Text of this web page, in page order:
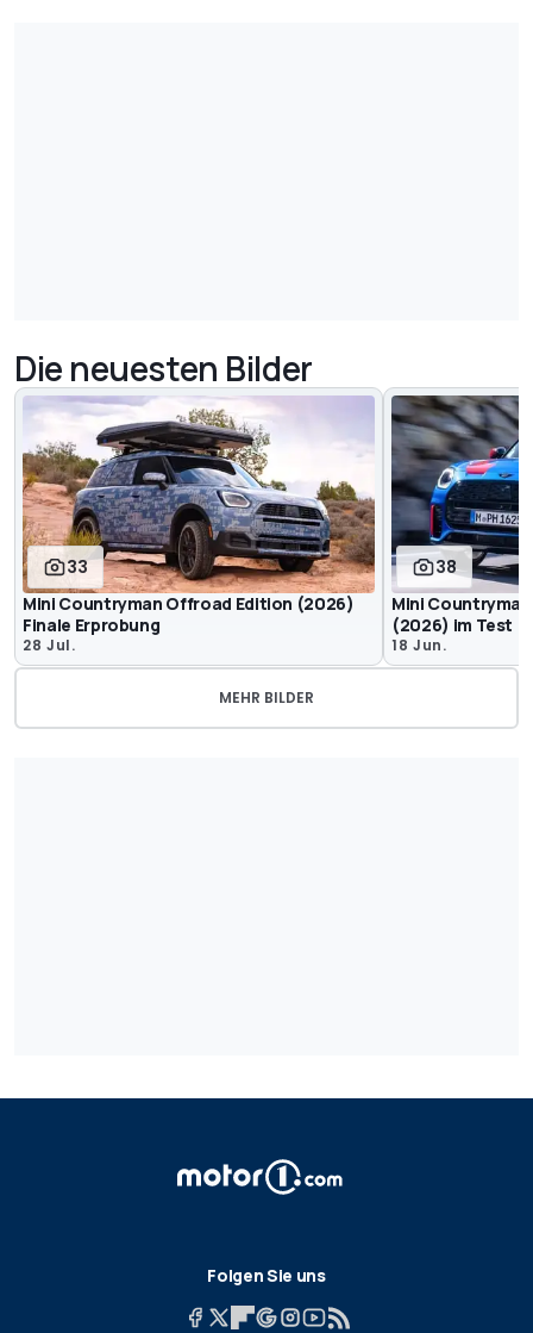
Die neuesten Bilder
33
Mini Countryman Offroad Edition (2026)
Finale Erprobung
28 Jul.
38
Mini
(2026) im Test
18 Jun.
MEHR BILDER
Folgen Sie uns